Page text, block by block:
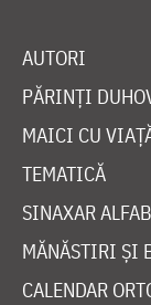
AUTORI
PĂRINȚI
MAICI CU
TEMATICĂ
SINAXAR
MĂNĂSTIRI ȘI
CALENDAR